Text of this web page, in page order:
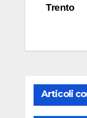
Trento
Articoli